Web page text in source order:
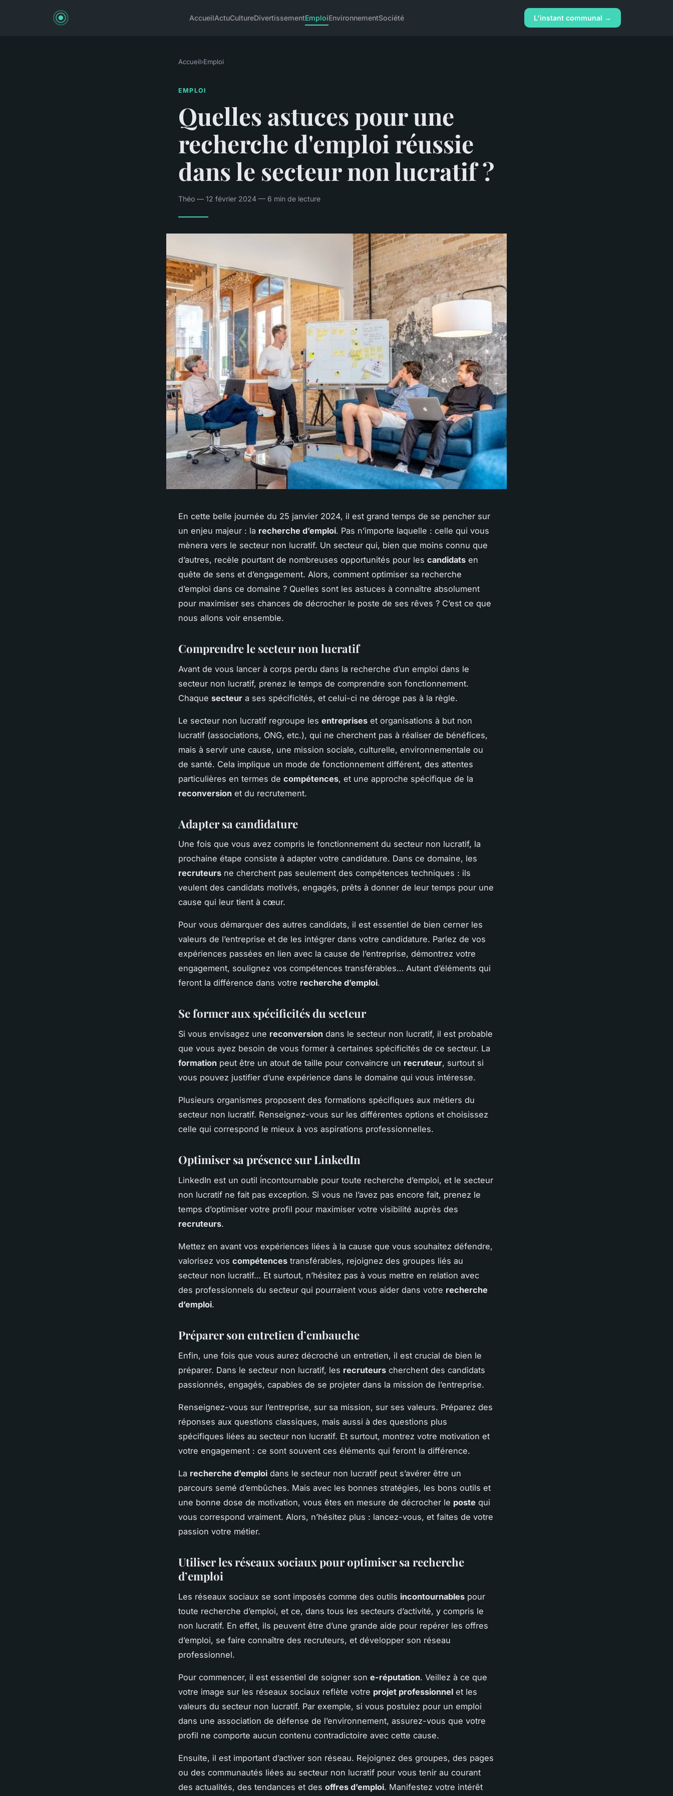
AccueilActuCultureDivertissementEmploiEnvironnementSociété L'instant communal →
Accueil›Emploi
EMPLOI
Quelles astuces pour une
recherche d'emploi réussie
dans le secteur non lucratif ?
Théo — 12 février 2024 — 6 min de lecture
En cette belle journée du 25 janvier 2024, il est grand temps de se pencher sur
un enjeu majeur : la recherche d’emploi. Pas n’importe laquelle : celle qui vous
mènera vers le secteur non lucratif. Un secteur qui, bien que moins connu que
d’autres, recèle pourtant de nombreuses opportunités pour les candidats en
quête de sens et d’engagement. Alors, comment optimiser sa recherche
d’emploi dans ce domaine ? Quelles sont les astuces à connaître absolument
pour maximiser ses chances de décrocher le poste de ses rêves ? C’est ce que
nous allons voir ensemble.
Comprendre le secteur non lucratif
Avant de vous lancer à corps perdu dans la recherche d’un emploi dans le
secteur non lucratif, prenez le temps de comprendre son fonctionnement.
Chaque secteur a ses spécificités, et celui-ci ne déroge pas à la règle.
Le secteur non lucratif regroupe les entreprises et organisations à but non
lucratif (associations, ONG, etc.), qui ne cherchent pas à réaliser de bénéfices,
mais à servir une cause, une mission sociale, culturelle, environnementale ou
de santé. Cela implique un mode de fonctionnement différent, des attentes
particulières en termes de compétences, et une approche spécifique de la
reconversion et du recrutement.
Adapter sa candidature
Une fois que vous avez compris le fonctionnement du secteur non lucratif, la
prochaine étape consiste à adapter votre candidature. Dans ce domaine, les
recruteurs ne cherchent pas seulement des compétences techniques : ils
veulent des candidats motivés, engagés, prêts à donner de leur temps pour une
cause qui leur tient à cœur.
Pour vous démarquer des autres candidats, il est essentiel de bien cerner les
valeurs de l’entreprise et de les intégrer dans votre candidature. Parlez de vos
expériences passées en lien avec la cause de l’entreprise, démontrez votre
engagement, soulignez vos compétences transférables… Autant d’éléments qui
feront la différence dans votre recherche d’emploi.
Se former aux spécificités du secteur
Si vous envisagez une reconversion dans le secteur non lucratif, il est probable
que vous ayez besoin de vous former à certaines spécificités de ce secteur. La
formation peut être un atout de taille pour convaincre un recruteur, surtout si
vous pouvez justifier d’une expérience dans le domaine qui vous intéresse.
Plusieurs organismes proposent des formations spécifiques aux métiers du
secteur non lucratif. Renseignez-vous sur les différentes options et choisissez
celle qui correspond le mieux à vos aspirations professionnelles.
Optimiser sa présence sur LinkedIn
LinkedIn est un outil incontournable pour toute recherche d’emploi, et le secteur
non lucratif ne fait pas exception. Si vous ne l’avez pas encore fait, prenez le
temps d’optimiser votre profil pour maximiser votre visibilité auprès des
recruteurs.
Mettez en avant vos expériences liées à la cause que vous souhaitez défendre,
valorisez vos compétences transférables, rejoignez des groupes liés au
secteur non lucratif… Et surtout, n’hésitez pas à vous mettre en relation avec
des professionnels du secteur qui pourraient vous aider dans votre recherche
d’emploi.
Préparer son entretien d’embauche
Enfin, une fois que vous aurez décroché un entretien, il est crucial de bien le
préparer. Dans le secteur non lucratif, les recruteurs cherchent des candidats
passionnés, engagés, capables de se projeter dans la mission de l’entreprise.
Renseignez-vous sur l’entreprise, sur sa mission, sur ses valeurs. Préparez des
réponses aux questions classiques, mais aussi à des questions plus
spécifiques liées au secteur non lucratif. Et surtout, montrez votre motivation et
votre engagement : ce sont souvent ces éléments qui feront la différence.
La recherche d’emploi dans le secteur non lucratif peut s’avérer être un
parcours semé d’embûches. Mais avec les bonnes stratégies, les bons outils et
une bonne dose de motivation, vous êtes en mesure de décrocher le poste qui
vous correspond vraiment. Alors, n’hésitez plus : lancez-vous, et faites de votre
passion votre métier.
Utiliser les réseaux sociaux pour optimiser sa recherche
d’emploi
Les réseaux sociaux se sont imposés comme des outils incontournables pour
toute recherche d’emploi, et ce, dans tous les secteurs d’activité, y compris le
non lucratif. En effet, ils peuvent être d’une grande aide pour repérer les offres
d’emploi, se faire connaître des recruteurs, et développer son réseau
professionnel.
Pour commencer, il est essentiel de soigner son e-réputation. Veillez à ce que
votre image sur les réseaux sociaux reflète votre projet professionnel et les
valeurs du secteur non lucratif. Par exemple, si vous postulez pour un emploi
dans une association de défense de l’environnement, assurez-vous que votre
profil ne comporte aucun contenu contradictoire avec cette cause.
Ensuite, il est important d’activer son réseau. Rejoignez des groupes, des pages
ou des communautés liées au secteur non lucratif pour vous tenir au courant
des actualités, des tendances et des offres d’emploi. Manifestez votre intérêt